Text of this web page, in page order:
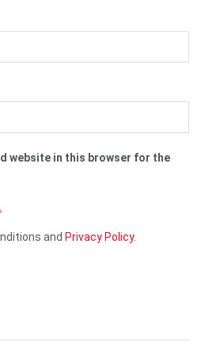
website in this browser for the
and Privacy Policy.